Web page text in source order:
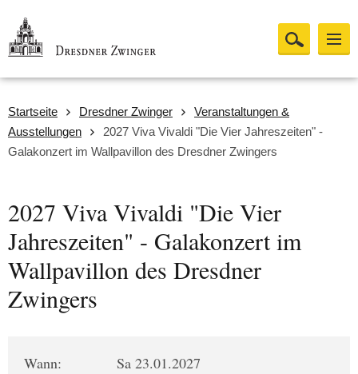
Startseite Dresdner Zwinger
Veranstaltungen &
Ausstellungen
2027 Viva Vivaldi "Die Vier Jahreszeiten" -
Galakonzert im Wallpavillon des Dresdner Zwingers
2027 Viva Vivaldi "Die Vier
Jahreszeiten" - Galakonzert im
Wallpavillon des Dresdner
Zwingers
Wann:
Sa 23.01.2027